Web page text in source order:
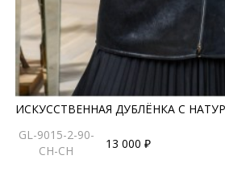
ИСКУССТВЕННАЯ ДУБЛЁНКА С
GL-9015-2-90-
CH-CH
13 000 ₽